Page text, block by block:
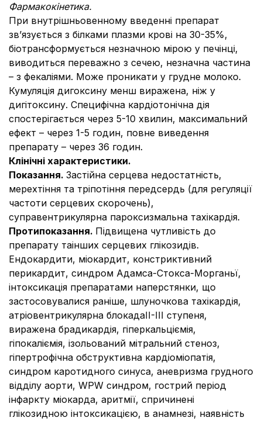
Фармакокінетика.
При внутрішньовенному введенні препарат
зв’язується з білками плазми крові на 30-35%,
біотрансформується незначною мірою у печінці,
виводиться переважно з сечею, незначна частина
– з фекаліями. Може проникати у грудне молоко.
Кумуляція дигоксину менш виражена, ніж у
дигітоксину. Специфічна кардіотонічна дія
спостерігається через 5-10 хвилин, максимальний
ефект – через 1-5 годин, повне виведення
препарату – через 36 годин.
Клінічні характеристики.
Показання. Застійна серцева недостатність,
мерехтіння та тріпотіння передсердь (для регуляції
частоти серцевих скорочень),
суправентрикулярна пароксизмальна тахікардія.
Протипоказання. Підвищена чутливість до
препарату таінших серцевих глікозидів.
Ендокардити, міокардит, констриктивний
перикардит, синдром Адамса-Стокса-Морганьї,
інтоксикація препаратами наперстянки, що
застосовувалися раніше, шлуночкова тахікардія,
атріовентрикулярна блокадаII-III ступеня,
виражена брадикардія, гіперкальціємія,
гіпокаліємія, ізольований мітральний стеноз,
гіпертрофічна обструктивна кардіоміопатія,
синдром каротидного синуса, аневризма грудного
відділу аорти, WPW синдром, гострий період
інфаркту міокарда, аритмії, спричинені
глікозидною інтоксикацією, в анамнезі, наявність